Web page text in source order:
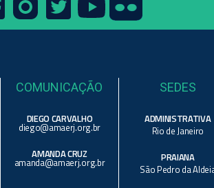
COMUNICAÇÃO
DIEGO CARVALHO
diego@amaerj.org.br
AMANDA CRUZ
amanda@amaerj.org.br
SEDES
ADMINISTRATIVA
Rio de Janeiro
PRAIANA
São Pedro da